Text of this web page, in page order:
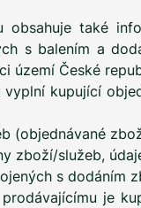
obsahuje také
s balením a
území České
kupující
(objednávané
zboží/služeb,
s dodáním
je